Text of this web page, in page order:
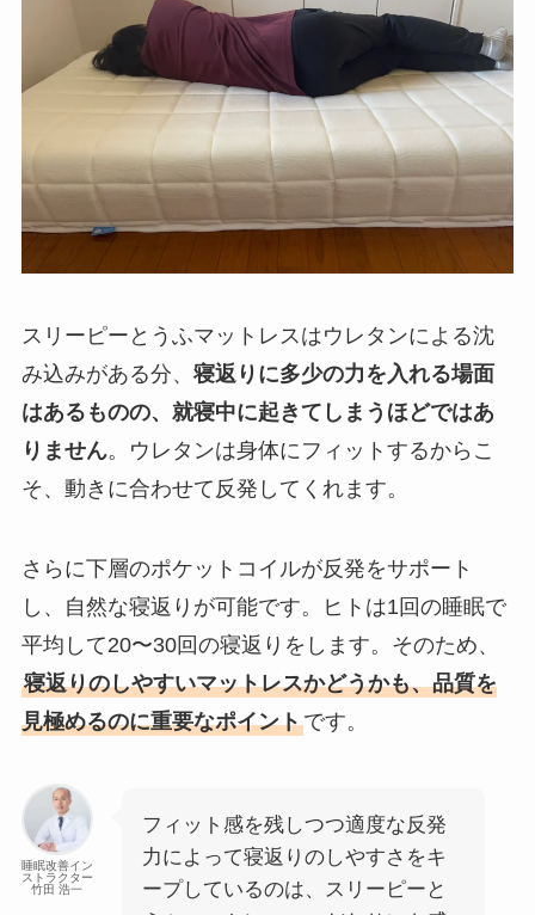
スリーピーとうふマットレスはウレタンによる沈
み込みがある分、 寝返りに多少の力を入れる場面
はあるものの、就寝中に起きてしまうほどではあ
りません。ウレタンは身体にフィットするからこ
そ、動きに合わせて反発してくれます。
さらに下層のポケットコイルが反発をサポート
し、自然な寝返りが可能です。ヒトは1回の睡眠で
平均して20〜30回の寝返りをします。そのため、
寝返りのしやすいマットレスかどうかも、品質を
見極めるのに重要なポイントです。
睡眠改善イン
ストラクター
竹田 浩一
フィット感を残しつつ適度な反発
力によって寝返りのしやすさをキ
ープしているのは、スリーピーと